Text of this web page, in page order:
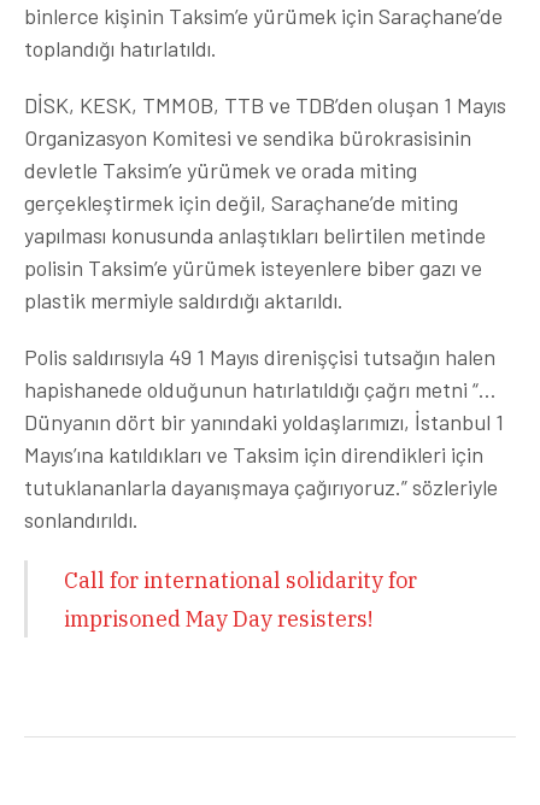
binlerce kişinin Taksim’e yürümek için Saraçhane’de
toplandığı hatırlatıldı.
DİSK, KESK, TMMOB, TTB ve TDB’den oluşan 1 Mayıs
Organizasyon Komitesi ve sendika bürokrasisinin
devletle Taksim’e yürümek ve orada miting
gerçekleştirmek için değil, Saraçhane’de miting
yapılması konusunda anlaştıkları belirtilen metinde
polisin Taksim’e yürümek isteyenlere biber gazı ve
plastik mermiyle saldırdığı aktarıldı.
Polis saldırısıyla 49 1 Mayıs direnişçisi tutsağın halen
hapishanede olduğunun hatırlatıldığı çağrı metni “…
Dünyanın dört bir yanındaki yoldaşlarımızı, İstanbul 1
Mayıs’ına katıldıkları ve Taksim için direndikleri için
tutuklananlarla dayanışmaya çağırıyoruz.” sözleriyle
sonlandırıldı.
Call for international solidarity for
imprisoned May Day resisters!